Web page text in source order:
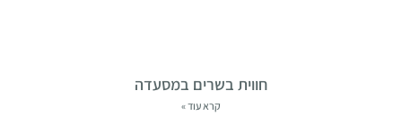
חווית בשרים במסעדה
קרא עוד »